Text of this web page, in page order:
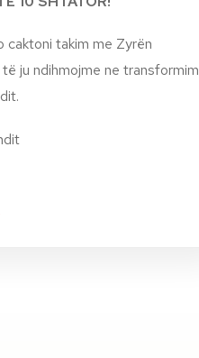
caktoni takim me Zyrën
ju ndihmojme ne transformim